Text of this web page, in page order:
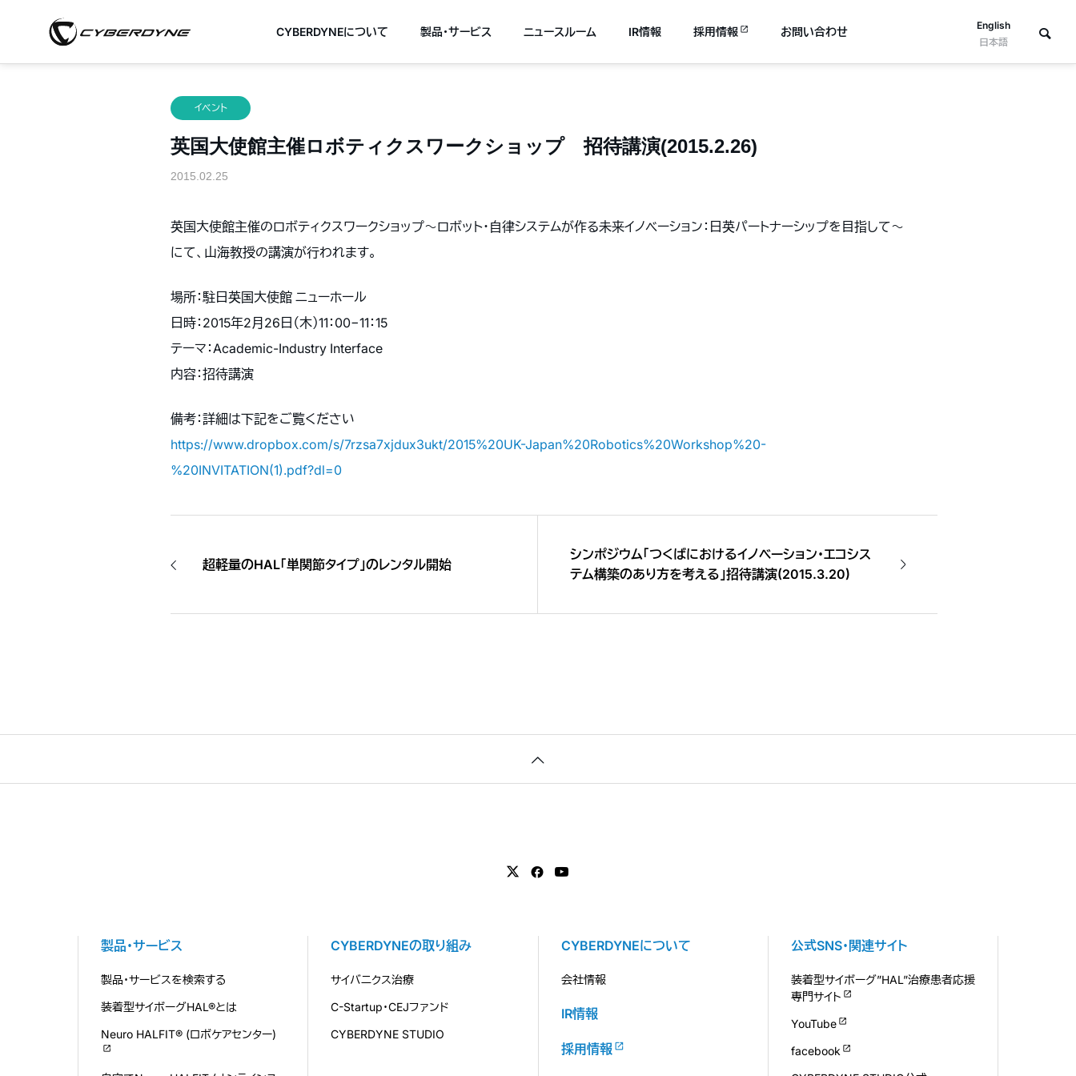
English
日本語
CYBERDYNEについて 製品・サービス ニュースルーム IR情報 採用情報 お問い合わせ
イベント
英国大使館主催ロボティクスワークショップ 招待講演(2015.2.26)
2015.02.25
英国大使館主催のロボティクスワークショップ〜ロボット・自律システムが作る未来イノベーション：日英パートナーシップを目指して〜
にて、山海教授の講演が行われます。
場所：駐日英国大使館 ニューホール
日時：2015年2月26日（木）11：00−11：15
テーマ：Academic-Industry Interface
内容：招待講演
備考：詳細は下記をご覧ください
https://www.dropbox.com/s/7rzsa7xjdux3ukt/2015%20UK-Japan%20Robotics%20Workshop%20-
%20INVITATION(1).pdf?dl=0
超軽量のHAL「単関節タイプ」のレンタル開始
シンポジウム「つくばにおけるイノベーション・エコシス
テム構築のあり方を考える」招待講演(2015.3.20)
製品・サービス
製品・サービスを検索する
装着型サイボーグHAL®とは
Neuro HALFIT® (ロボケアセンター)
CYBERDYNEの取り組み
サイバニクス治療
C-Startup・CEJファンド
CYBERDYNE STUDIO
CYBERDYNEについて
会社情報
IR情報
採用情報
公式SNS・関連サイト
装着型サイボーグ”HAL”治療患者応援
専門サイト
YouTube
facebook